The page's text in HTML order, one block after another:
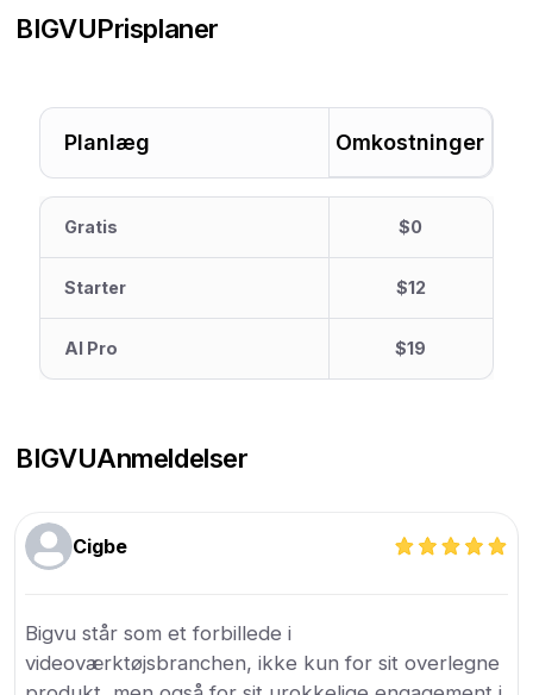
BIGVUPrisplaner
Planlæg Omkostninger
Gratis $0
Starter $12
AI Pro $19
BIGVUAnmeldelser
Cigbe
Bigvu står som et forbillede i
videoværktøjsbranchen, ikke kun for sit overlegne